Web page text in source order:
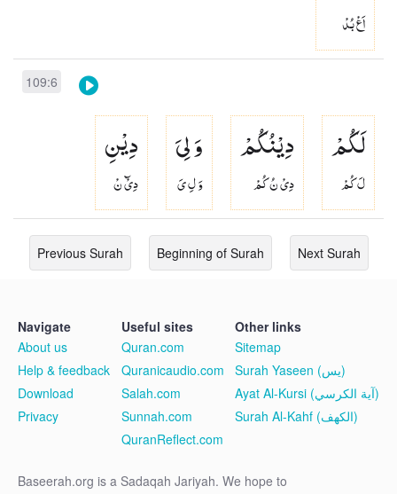
اَعْ بُدْ
109:6
لَكُمْ
لَ كُمْ
دِیْنُكُمْ
دِىْ نُ كُمْ
وَ لِیَ
وَ لِ ىَ
دِیْنِ
دِىْٓ نْ
Previous Surah Beginning of Surah Next Surah
Navigate
About us
Help & feedback
Download
Privacy
Useful sites
Quran.com
Quranicaudio.com
Salah.com
Sunnah.com
QuranReflect.com
Other links
Sitemap
Surah Yaseen (يس)
Ayat Al-Kursi (آية الكرسي)
Surah Al-Kahf (الكهف)
Baseerah.org is a Sadaqah Jariyah. We hope to